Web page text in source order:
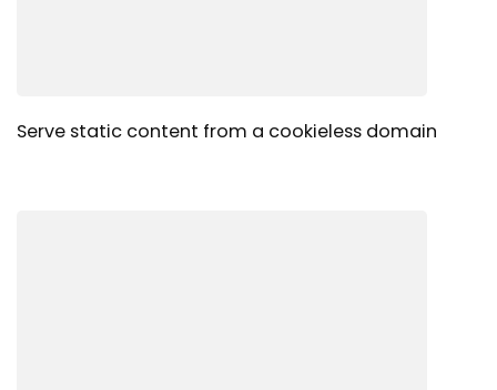
Serve static content from a cookieless domain